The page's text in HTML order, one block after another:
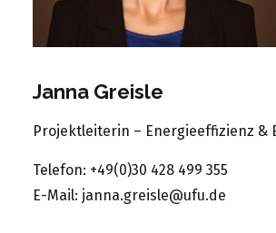
Janna Greisle
Projektleiterin – Energieeffizienz &
Telefon: +49(0)30 428 499 355
E-Mail: janna.greisle@ufu.de